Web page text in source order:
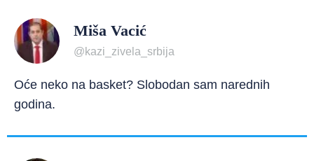
Miša Vacić
@kazi_zivela_srbija
Oće neko na basket? Slobodan sam narednih
godina.